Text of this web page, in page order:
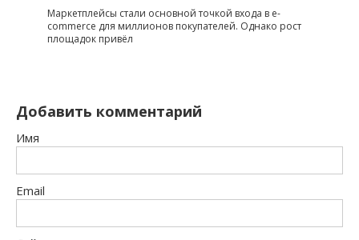
Маркетплейсы стали основной точкой входа в e-
commerce для миллионов покупателей. Однако рост
площадок привёл
Добавить комментарий
Имя
Email